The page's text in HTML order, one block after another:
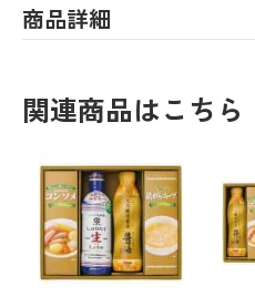
商品詳細
関連商品はこちら